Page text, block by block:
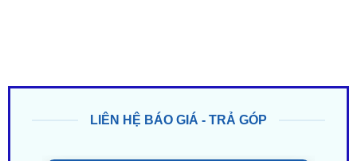
LIÊN HỆ BÁO GIÁ - TRẢ GÓP